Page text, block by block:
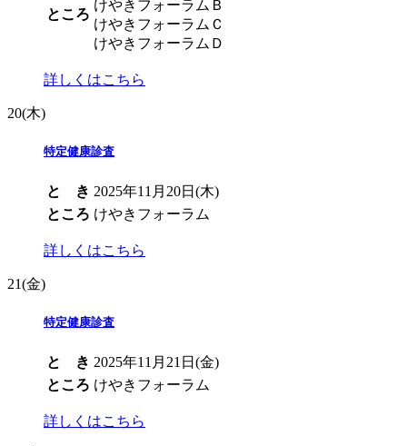
ところ
けやきフォーラムＢ
けやきフォーラムＣ
けやきフォーラムＤ
詳しくはこちら
20(木)
特定健康診査
と き 2025年11月20日(木)
ところ けやきフォーラム
詳しくはこちら
21(金)
特定健康診査
と き 2025年11月21日(金)
ところ けやきフォーラム
詳しくはこちら